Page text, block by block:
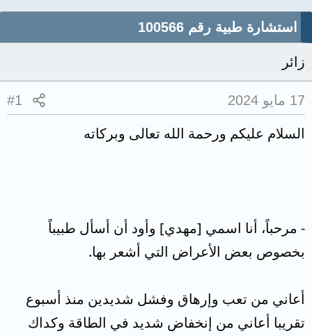
استشارة طبية رقم 100566
زائر
17 مايو 2024 #1
السلام عليكم ورحمة الله تعالى وبركاته
- مرحباً، أنا اسمي [مهدي] وأود أن أسأل طبيباً
بخصوص بعض الأعراض التي أشعر بها.
أعاني من تعب وإرهاق وفشل شديدين منذ أسبوع
تقريبا أعاني من إنخفاض شديد في الطاقة وكداك